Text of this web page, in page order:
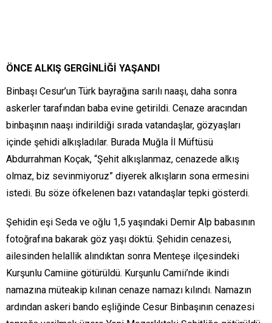
ÖNCE ALKIŞ GERGİNLİĞİ YAŞANDI
Binbaşı Cesur’un Türk bayrağına sarılı naaşı, daha sonra
askerler tarafından baba evine getirildi. Cenaze aracından
binbaşının naaşı indirildiği sırada vatandaşlar, gözyaşları
içinde şehidi alkışladılar. Burada Muğla İl Müftüsü
Abdurrahman Koçak, “Şehit alkışlanmaz, cenazede alkış
olmaz, biz sevinmiyoruz” diyerek alkışların sona ermesini
istedi. Bu söze öfkelenen bazı vatandaşlar tepki gösterdi.
Şehidin eşi Seda ve oğlu 1,5 yaşındaki Demir Alp babasının
fotoğrafına bakarak göz yaşı döktü. Şehidin cenazesi,
ailesinden helallik alındıktan sonra Menteşe ilçesindeki
Kurşunlu Camiine götürüldü. Kurşunlu Camii’nde ikindi
namazına müteakip kılınan cenaze namazı kılındı. Namazın
ardından askeri bando eşliğinde Cesur Binbaşının cenazesi